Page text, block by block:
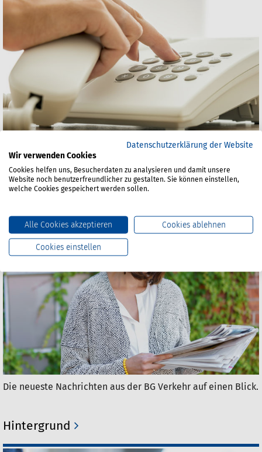
Ihr Kontakt zur Pressestelle der BG Verkehr.
Pressemitteilungen
Die neueste Nachrichten aus der BG Verkehr auf einen Blick.
Hintergrund
Datenschutzerklärung der Website
Wir verwenden Cookies
Cookies helfen uns, Besucherdaten zu analysieren und damit unsere
Website noch benutzerfreundlicher zu gestalten. Sie können einstellen,
welche Cookies gespeichert werden sollen.
Alle Cookies akzeptieren Cookies ablehnen
Cookies einstellen